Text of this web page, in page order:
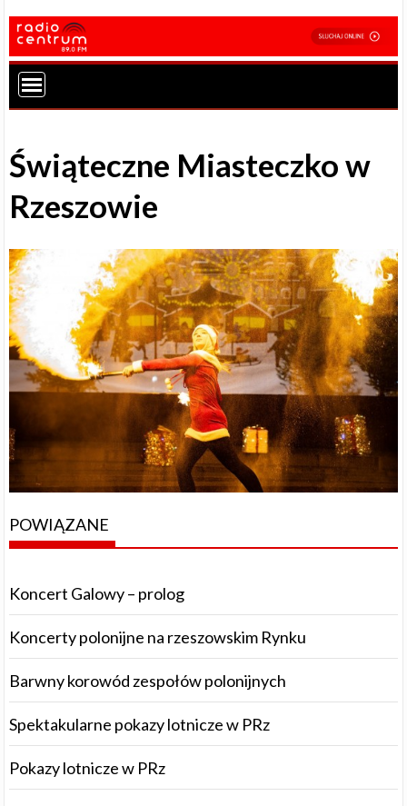
Świąteczne Miasteczko w
Rzeszowie
POWIĄZANE
Koncert Galowy – prolog
Koncerty polonijne na rzeszowskim Rynku
Barwny korowód zespołów polonijnych
Spektakularne pokazy lotnicze w PRz
Pokazy lotnicze w PRz